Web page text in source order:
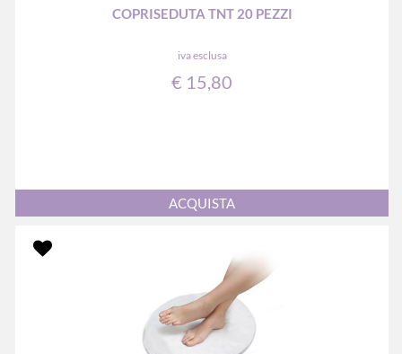
COPRISEDUTA TNT 20 PEZZI
iva esclusa
€ 15,80
Quantità
ACQUISTA